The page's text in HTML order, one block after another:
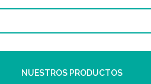
NUESTROS PRODUCTOS